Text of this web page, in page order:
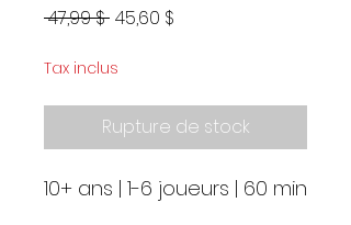
47,99 $ Prix
45,60 $
Tax inclus
Rupture de stock
10+ ans | 1-6 joueurs | 60 min